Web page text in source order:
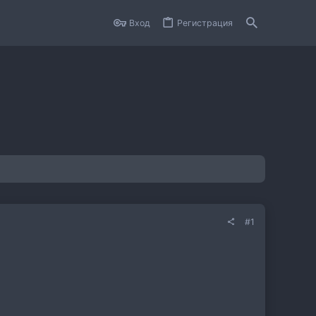
Вход Регистрация
#1